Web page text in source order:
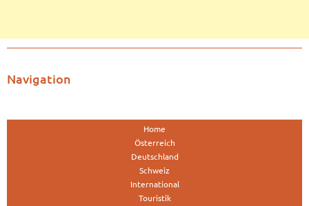
Navigation
Home
Österreich
Deutschland
Schweiz
International
Touristik